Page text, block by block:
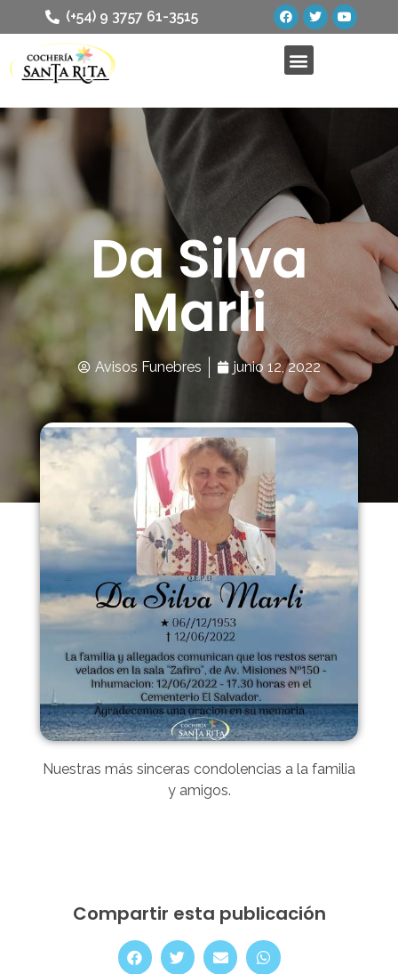
(+54) 9 3757 61-3515
Da Silva
Marli
Avisos Funebres junio 12, 2022
Nuestras más sinceras condolencias a la familia
y amigos.
Compartir esta publicación